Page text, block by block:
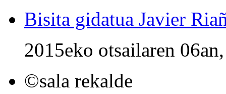
Bisita gidatua Javier
2015eko otsailaren
©sala rekalde